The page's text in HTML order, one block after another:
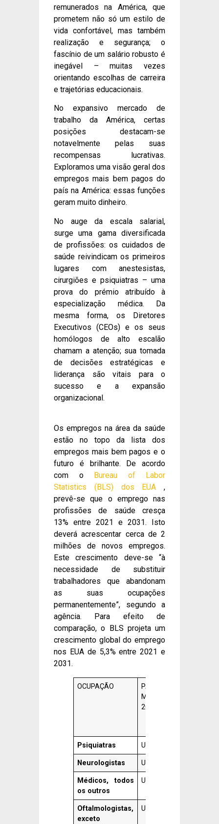
remunerados na América, que
prometem não só um estilo de
vida confortável, mas também
realização e segurança; o
fascínio de um salário robusto é
inegável – muitas vezes
orientando escolhas de carreira
e trajetórias educacionais.
No expansivo mercado de
trabalho da América, certas
posições destacam-se
notavelmente pelas suas
recompensas lucrativas.
Exploramos uma visão geral dos
empregos mais bem pagos do
país na América: essas funções
geram muito dinheiro.
No auge da escala salarial,
surge uma gama diversificada
de profissões: os cuidados de
saúde reivindicam os primeiros
lugares com anestesistas,
cirurgiões e psiquiatras – uma
prova do prémio atribuído à
especialização médica. Da
mesma forma, os Diretores
Executivos (CEOs) e os seus
homólogos de alto escalão
chamam a atenção; sua tomada
de decisões estratégicas e
liderança são vitais para o
sucesso e a expansão
organizacional.
Os empregos na área da saúde
estão no topo da lista dos
empregos mais bem pagos e o
futuro é brilhante. De acordo
com o Bureau of Labor
Statistics (BLS) dos EUA ,
prevê-se que o emprego nas
profissões de saúde cresça
13% entre 2021 e 2031. Isto
deverá acrescentar cerca de 2
milhões de novos empregos.
Este crescimento deve-se “à
necessidade de substituir
trabalhadores que abandonam
as suas ocupações
permanentemente”, segundo a
agência. Para efeito de
comparação, o BLS projeta um
crescimento global do emprego
nos EUA de 5,3% entre 2021 e
2031.
OCUPAÇÃO
PAGAMENTO
MÉDIO DE
2022
Psiquiatras US$ 226.880
Neurologistas US$ 224.260
Médicos, todos
os outros
US$ 223.410
Oftalmologistas,
exceto
US$ 219.810